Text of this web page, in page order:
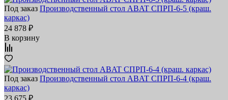
Под заказ Производственный стол ABAT СПРП-6-5 (краш.
каркас)
24 878 ₽
В корзину
Под заказ Производственный стол ABAT СПРП-6-4 (краш.
каркас)